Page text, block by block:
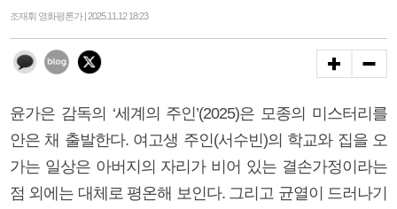
조재휘 영화평론가 | 2025.11.12 18:23
윤가은 감독의 ‘세계의 주인’(2025)은 모종의 미스터리를
안은 채 출발한다. 여고생 주인(서수빈)의 학교와 집을 오
가는 일상은 아버지의 자리가 비어 있는 결손가정이라는
점 외에는 대체로 평온해 보인다. 그리고 균열이 드러나기